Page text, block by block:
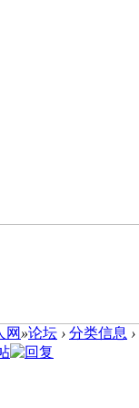
网 »论坛 › 分类信息 ›